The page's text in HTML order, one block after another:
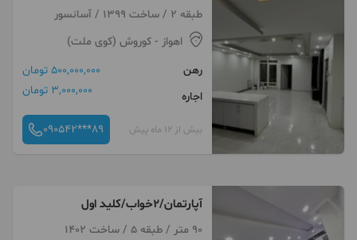
کولر + اقبال
طبقه 2 / ساخت 1399 / آسانسور
اهواز - کوروش (کوی ملت)
رهن
500,000,000 تومان
اجاره
3,000,000 تومان
بیش از 12 ماه پیش 090542***89
آپارتمان/۲خواب/کلید اول
90 متر / طبقه 5 / ساخت 1402